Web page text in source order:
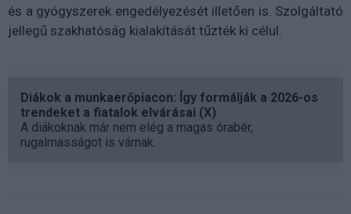
és a gyógyszerek engedélyezését illetően is. Szolgáltató
jellegű szakhatóság kialakítását tűzték ki célul.
Diákok a munkaerőpiacon: Így formálják a 2026-os
trendeket a fiatalok elvárásai (X)
A diákoknak már nem elég a magas órabér,
rugalmasságot is várnak.